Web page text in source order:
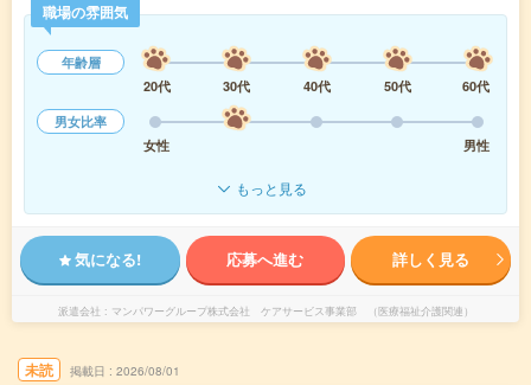
職場の雰囲気
年齢層
20代
30代 40代 50代
60代
男女比率
女性
男性
もっと見る
気になる! 応募へ進む 詳しく見る
派遣会社 マンパワーグループ株式会社 ケアサービス事業部 （医療福祉介護関連）
未読 掲載日 2026/08/01